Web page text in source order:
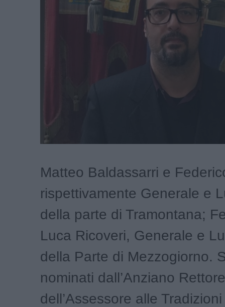
Matteo Baldassarri e
rispettivamente Generale e
della parte di Tramontana;
Luca Ricoveri, Generale e
della Parte di Mezzogiorno.
nominati dall’Anziano
dell’Assessore alle